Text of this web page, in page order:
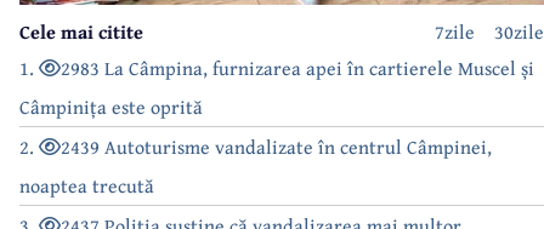
30zile
7zile
Cele mai citite
1.
2983 La Câmpina, furnizarea apei în cartierele Muscel și
Câmpinița este oprită
2.
2439 Autoturisme vandalizate în centrul Câmpinei,
noaptea trecută